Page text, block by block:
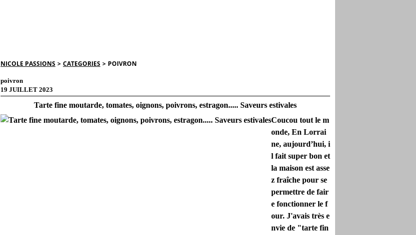
NICOLE PASSIONS > CATEGORIES > POIVRON
poivron
19 JUILLET 2023
Tarte fine moutarde, tomates, oignons, poivrons, estragon..... Saveurs estivales
Coucou tout le m
onde, En Lorrai
ne, aujourd’hui, i
l fait super bon et
la maison est asse
z fraîche pour se
permettre de fair
e fonctionner le f
our. J'avais très e
nvie de "tarte fin